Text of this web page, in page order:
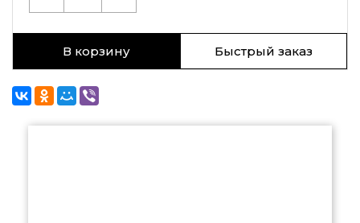
В корзину Быстрый заказ